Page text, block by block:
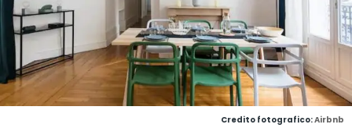
Credito fotografico:Airbnb